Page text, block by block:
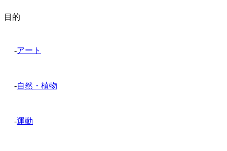
目的
-アート
-自然・植物
-運動